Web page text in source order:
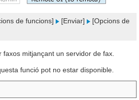
de funcions] [Enviar]
[Opcions de
mitjançant un servidor de fax.
funció pot no estar disponible.